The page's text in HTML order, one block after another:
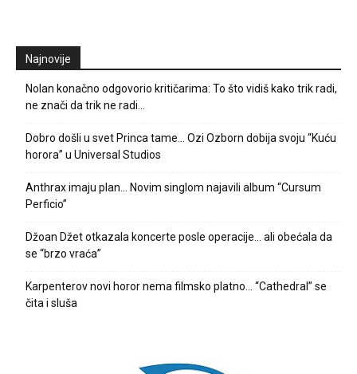
Najnovije
Nolan konačno odgovorio kritičarima: To što vidiš kako trik radi,
ne znači da trik ne radi…
Dobro došli u svet Princa tame… Ozi Ozborn dobija svoju “Kuću
horora” u Universal Studios
Anthrax imaju plan… Novim singlom najavili album “Cursum
Perficio”
Džoan Džet otkazala koncerte posle operacije… ali obećala da
se “brzo vraća”
Karpenterov novi horor nema filmsko platno… “Cathedral” se
čita i sluša